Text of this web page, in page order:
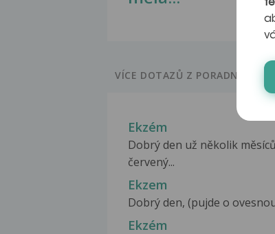
VÍCE DOTAZŮ Z PORADNY
Ekzém
Dobrý den už několik
červený...
Ekzem
Dobrý den, (pujde o
Ekzém